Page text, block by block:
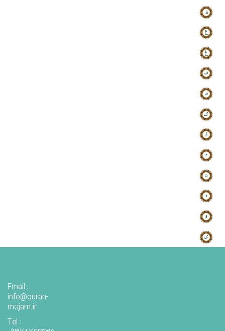
Email :
info@quran-
mojam.ir
Tel :